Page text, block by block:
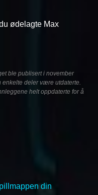
ødelagte Max
ble publisert i november
enkelte deler være utdaterte.
helt oppdaterte for å
din